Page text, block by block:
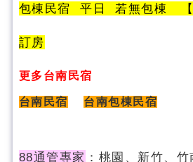
包棟民宿 平日 若無包棟
訂房
更多台南民宿
台南民宿 台南包棟民宿
88通管專家 ：桃園、新竹、